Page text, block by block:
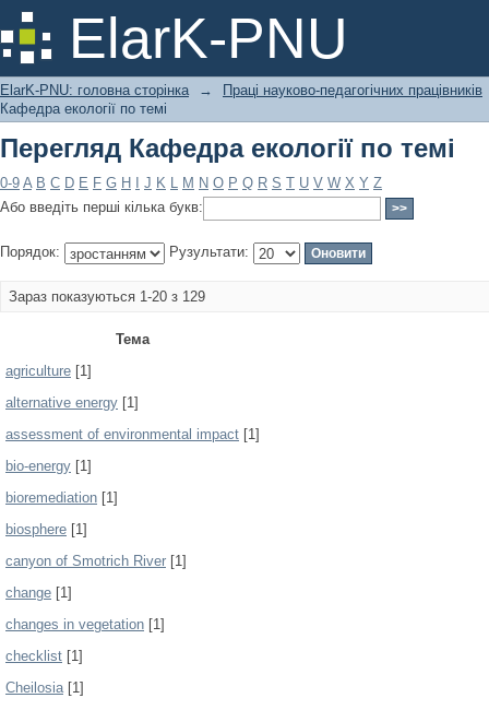
ElarK-PNU
Перегляд Кафедра екології по темі
ElarK-PNU: головна сторінка →
Праці науково-педагогічних працівників
Кафедра екології по темі
Перегляд Кафедра екології по темі
0-9 A B C D E F G H J K L M N O P Q R S T U V W X Y Z
Або введіть перші кілька букв:
Порядок: Рузультати:
Зараз показуються 1-20 з 129
Тема
agriculture [1]
alternative energy [1]
assessment of environmental impact [1]
bio-energy [1]
bioremediation [1]
biosphere [1]
canyon of Smotrich River [1]
change [1]
changes in vegetation [1]
checklist [1]
Cheilosia[1]